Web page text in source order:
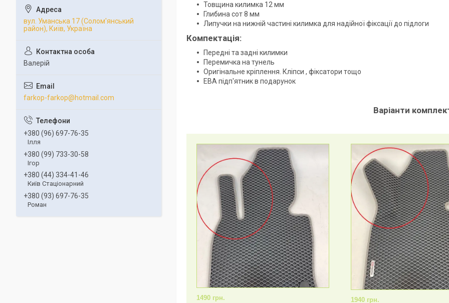
Товщина килимка 12 мм
Глибина сот 8 мм
Липучки на нижній частині килимка для надійної фіксації до підлоги
Компектація:
Передні та задні килимки
Перемичка на тунель
Оригінальне кріплення. Кліпси , фіксатори тощо
ЕВА підп'ятник в подарунок
Варіанти
1490 грн.
1940 грн.
вул. Уманська 17 (Солом'янський
район), Київ, Україна
Валерій
farkop-farkop@hotmail.com
+380 (96) 697-76-35
Ілля
+380 (99) 733-30-58
Ігор
+380 (44) 334-41-46
Київ Стаціонарний
+380 (93) 697-76-35
Роман